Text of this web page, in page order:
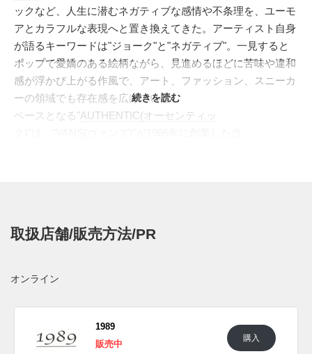
ックなど、人生に潜むネガティブな感情や不条理を、ユーモ
アとカラフルな表現へと置き換えてきた。アーティスト自身
が語るキーワードは"ジョーク"と"ネガティブ"。一見すると
ポップで愛嬌のある絵柄ながら、見進めるほどに苦味や違和
感が浮かび上がる作風で、アート、ファッション、スニーカ
ーの領域でも存在感を広げている。
ベースとなる"AUTHENTIC(オーセンティッ
ト、音楽、スケートカルチャーのキャンバスとして愛され続
今回のコラボレーションでは、アッパーには赤い手書き
の"VANS"のレタリングやネズミのキャラクターを散りば
め、かわいらしさと不穏さが同居する独特のムードを構築。
続きを読む
取扱店舗/販売方法/PR
オンライン
1989
販売中
購入